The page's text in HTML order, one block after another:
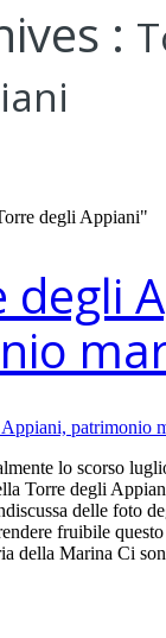
:
degli Appiani"
degli
lo scorso
Torre degli
delle foto
fruibile
della Marina Ci